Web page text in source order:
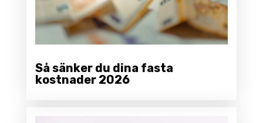
Så sänker du dina fasta
kostnader 2026